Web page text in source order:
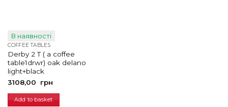
В наявності
COFFEE TABLES
Derby 2 T ( a coffee
table1drwr) oak delano
light+black
3108,00
грн
Add to basket